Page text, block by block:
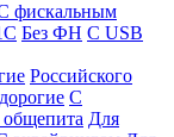
фискальным
Без ФН С USB
Российского
С
Для